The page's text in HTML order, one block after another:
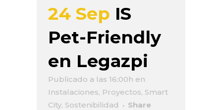
24 Sep IS
Pet-Friendly
en Legazpi
Publicado a las 16:00h en
Instalaciones, Proyectos, Smart
City, Sostenibilidad Share